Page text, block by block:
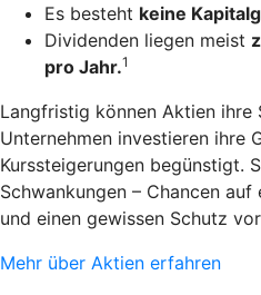
Es besteht keine
Dividenden liegen meist
pro Jahr.1
Langfristig können Aktien ihre
Unternehmen investieren ihre
Kurssteigerungen begünstigt.
Schwankungen – Chancen
und einen gewissen Schutz
Mehr über Aktien erfahren